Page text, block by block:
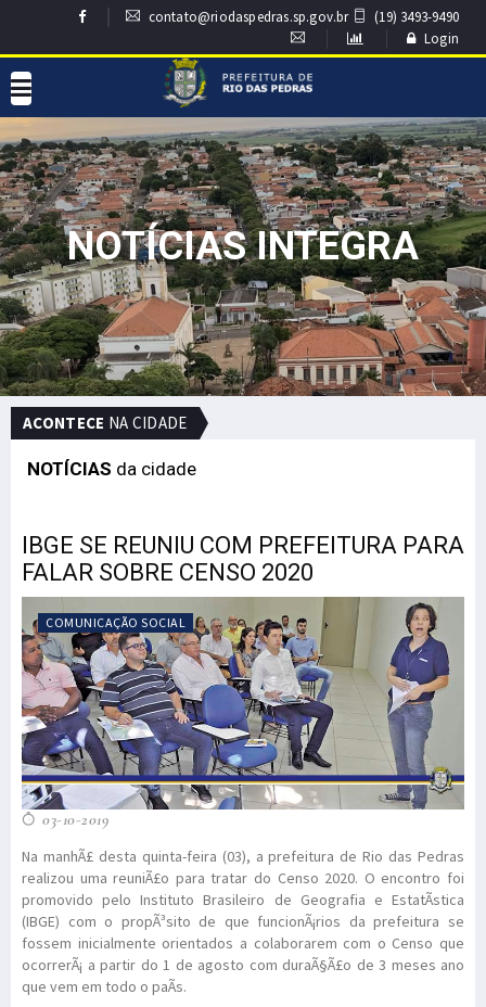
contato@riodaspedras.sp.gov.br
(19) 3493-9490
Login
NOTÍCIAS INTEGRA
ACONTECE NA CIDADE
NOTÍCIAS da cidade
IBGE SE REUNIU COM PREFEITURA PARA
FALAR SOBRE CENSO 2020
COMUNICAÇÃO SOCIAL
03-10-2019
Na manhÃ£ desta quinta-feira (03), a prefeitura de Rio das Pedras
realizou uma reuniÃ£o para tratar do Censo 2020. O encontro foi
promovido pelo Instituto Brasileiro de Geografia e EstatÃ­stica
(IBGE) com o propÃ³sito de que funcionÃ¡rios da prefeitura se
fossem inicialmente orientados a colaborarem com o Censo que
ocorrerÃ¡ a partir do 1 de agosto com duraÃ§Ã£o de 3 meses ano
que vem em todo o paÃ­s.